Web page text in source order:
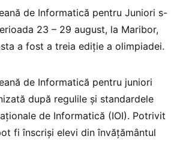
de Informatică pentru Juniori s-
23 – 29 august, la Maribor,
a fost a treia ediție a olimpiadei.
de Informatică pentru juniori
după regulile şi standardele
de Informatică (IOI). Potrivit
fi înscriși elevi din învățământul